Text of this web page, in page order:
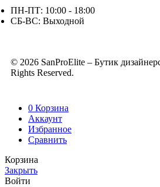
ПН-ПТ: 10:00 - 18:00
СБ-ВС: Выходной
© 2026 SanProElite – Бутик
Rights Reserved.
0 Корзина
Аккаунт
Избранное
Сравнить
Корзина
Закрыть
Войти